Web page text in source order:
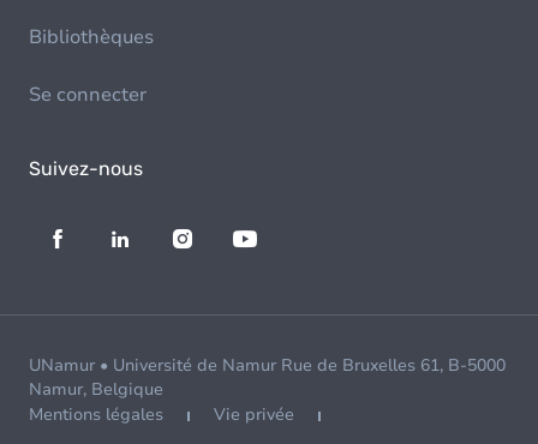
Bibliothèques
Se connecter
Suivez-nous
UNamur • Université de Namur Rue de Bruxelles 61, B-5000
Namur, Belgique
Mentions légales
Vie privée